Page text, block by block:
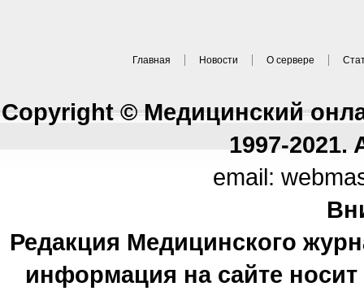
Главная Новости О сервере
Copyright © Медицинский
1997-2021.
email:
Редакция Медицинского
информация на сайте